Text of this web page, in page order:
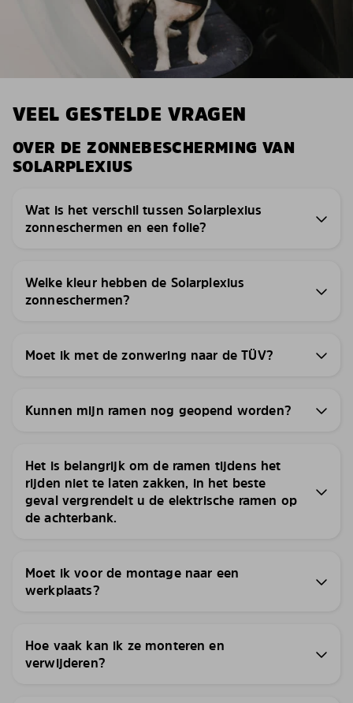
VEEL GESTELDE VRAGEN
OVER DE ZONNEBESCHERMING VAN
SOLARPLEXIUS
Wat is het verschil tussen Solarplexius
zonneschermen en een folie?
Welke kleur hebben de Solarplexius
zonneschermen?
Moet ik met de zonwering naar de TÜV?
Kunnen mijn ramen nog geopend worden?
Het is belangrijk om de ramen tijdens het
rijden niet te laten zakken, in het beste
geval vergrendelt u de elektrische ramen op
de achterbank.
Moet ik voor de montage naar een
werkplaats?
Hoe vaak kan ik ze monteren en
verwijderen?